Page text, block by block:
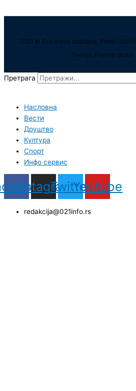
2020 © Sva prava zadržana. Portal
Design: Premier dizajn
Претрага
Насловна
Вести
Друштво
Култура
Спорт
Инфо сервис
Instagram
TwitterYoutube
redakcija@021info.rs